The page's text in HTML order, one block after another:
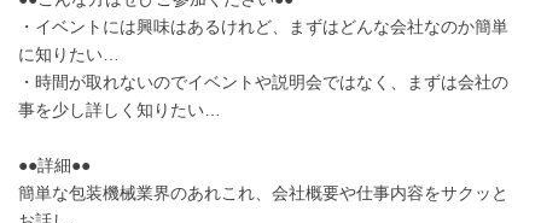
・イベントには興味はあるけれど、まずはどんな会社なのか簡単
に知りたい…
・時間が取れないのでイベントや説明会ではなく、まずは会社の
事を少し詳しく知りたい…
●●詳細●●
簡単な包装機械業界のあれこれ、会社概要や仕事内容をサクッと